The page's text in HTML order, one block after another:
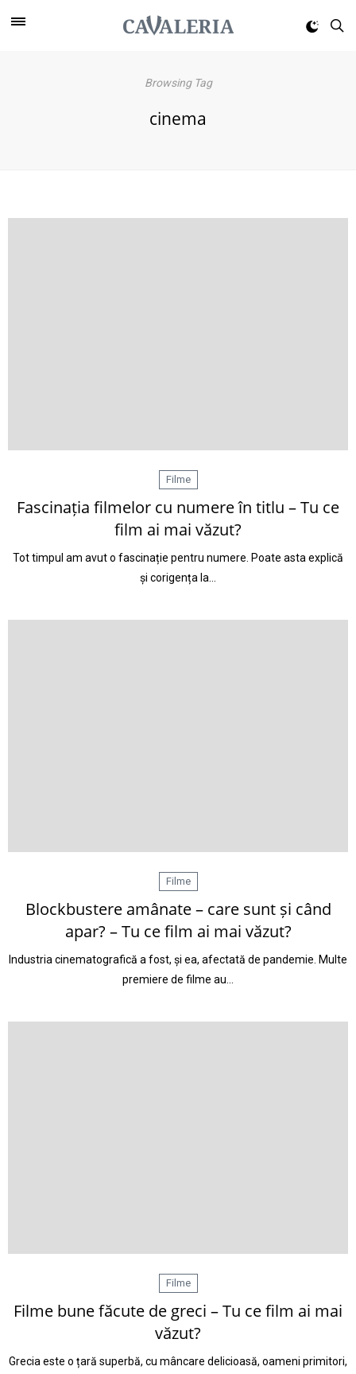
Browsing Tag
cinema
Filme
Fascinația filmelor cu numere în titlu – Tu ce
film ai mai văzut?
Tot timpul am avut o fascinație pentru numere. Poate asta explică
și corigența la…
Filme
Blockbustere amânate – care sunt și când
apar? – Tu ce film ai mai văzut?
Industria cinematografică a fost, și ea, afectată de pandemie. Multe
premiere de filme au…
Filme
Filme bune făcute de greci – Tu ce film ai mai
văzut?
Grecia este o țară superbă, cu mâncare delicioasă, oameni primitori,